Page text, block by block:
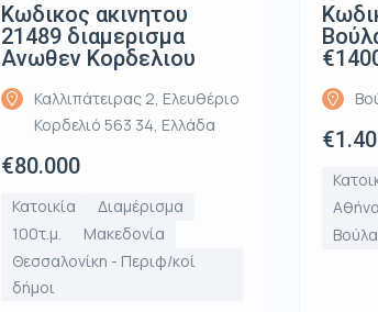
Κωδικος ακινητου
21489 διαμερισμα
Ανωθεν Κορδελιου
Καλλιπάτειρας 2, Ελευθέριο
Κορδελιό 563 34, Ελλάδα
€80.000
Κατοικία
Διαμέρισμα
100τ.μ.
Μακεδονία
Θεσσαλονίκη - Περιφ/κοί
δήμοι
Βούλα